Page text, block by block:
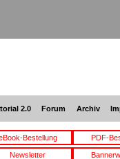
2.0 Forum Archiv
Bestellung PDF-
Newsletter